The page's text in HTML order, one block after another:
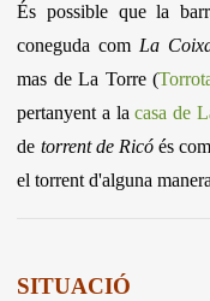
És possible que la
coneguda comLa
mas de La Torre (
pertanyent a lacasa de
de torrent de Ricóés
el torrent d'alguna
SITUACIÓ